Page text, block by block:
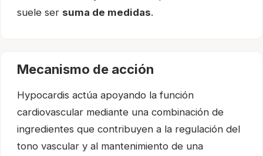
suele ser suma de medidas.
Mecanismo de acción
Hypocardis actúa apoyando la función
cardiovascular mediante una combinación de
ingredientes que contribuyen a la regulación del
tono vascular y al mantenimiento de una